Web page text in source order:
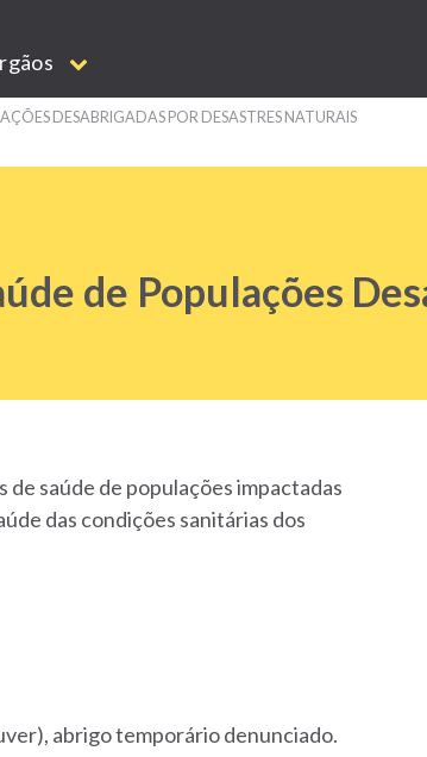
DESABRIGADAS POR DESASTRES NATURAIS
de Populações
saúde de populações impactadas
das condições sanitárias dos
abrigo temporário denunciado.